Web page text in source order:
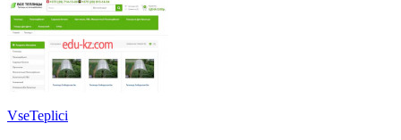
VseTeplici